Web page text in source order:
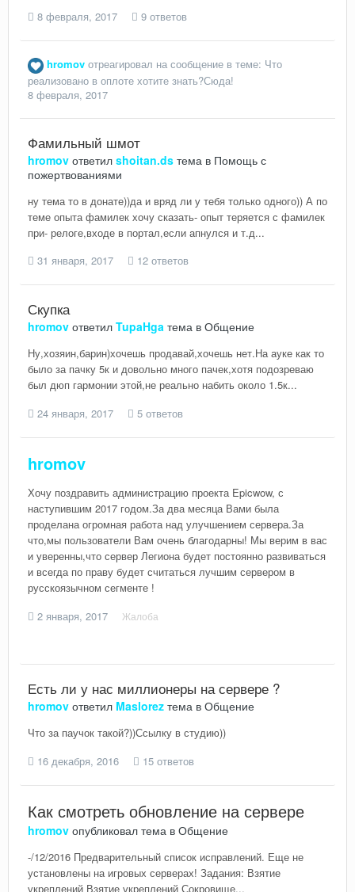
8 февраля, 2017 9 ответов
hromov отреагировал на сообщение в теме: Что
реализовано в оплоте хотите знать?Сюда!
8 февраля, 2017
Фамильный шмот
hromov ответил shoitan.ds тема в Помощь с
пожертвованиями
ну тема то в донате))да и вряд ли у тебя только одного)) А по
теме опыта фамилек хочу сказать- опыт теряется с фамилек
при- релоге,входе в портал,если апнулся и т.д...
31 января, 2017
12 ответов
Скупка
hromov ответил TupaHga тема в Общение
Ну,хозяин,барин)хочешь продавай,хочешь нет.На ауке как то
было за пачку 5к и довольно много пачек,хотя подозреваю
был дюп гармонии этой,не реально набить около 1.5к...
24 января, 2017
5 ответов
hromov
Хочу поздравить администрацию проекта Epicwow, с
наступившим 2017 годом.За два месяца Вами была
проделана огромная работа над улучшением сервера.За
что,мы пользователи Вам очень благодарны! Мы верим в вас
и уверенны,что сервер Легиона будет постоянно развиваться
и всегда по праву будет считаться лучшим сервером в
русскоязычном сегменте !
2 января, 2017
Жалоба
Есть ли у нас миллионеры на сервере ?
hromov ответил Maslorez тема в Общение
Что за паучок такой?))Ссылку в студию))
16 декабря, 2016
15 ответов
Как смотреть обновление на сервере
hromov опубликовал тема в Общение
-/12/2016 Предварительный список исправлений. Еще не
установлены на игровых серверах! Задания: Взятие
укреплений Взятие укреплений Сокровище...